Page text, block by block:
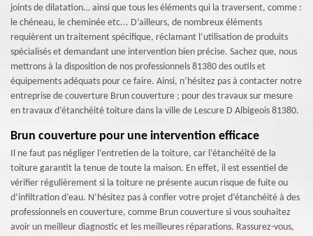
joints de dilatation… ainsi que tous les éléments qui la traversent, comme :
le chéneau, le cheminée etc... D’ailleurs, de nombreux éléments
requièrent un traitement spécifique, réclamant l’utilisation de produits
spécialisés et demandant une intervention bien précise. Sachez que, nous
mettrons à la disposition de nos professionnels 81380 des outils et
équipements adéquats pour ce faire. Ainsi, n’hésitez pas à contacter notre
entreprise de couverture Brun couverture ; pour des travaux sur mesure
en travaux d’étanchéité toiture dans la ville de Lescure D Albigeois 81380.
Brun couverture pour une intervention efficace
Il ne faut pas négliger l’entretien de la toiture, car l’étanchéité de la
toiture garantit la tenue de toute la maison. En effet, il est essentiel de
vérifier régulièrement si la toiture ne présente aucun risque de fuite ou
d’infiltration d’eau. N’hésitez pas à confier votre projet d’étanchéité à des
professionnels en couverture, comme Brun couverture si vous souhaitez
avoir un meilleur diagnostic et les meilleures réparations. Rassurez-vous,